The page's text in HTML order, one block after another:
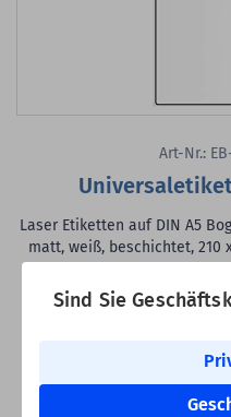
Sind Sie
Art-Nr.:
Laser Etiketten auf DIN A5
matt, weiß, beschichtet, 210
Oberfläche:matt
Trägerschlitzung, mit
200 Etiketten auf 200